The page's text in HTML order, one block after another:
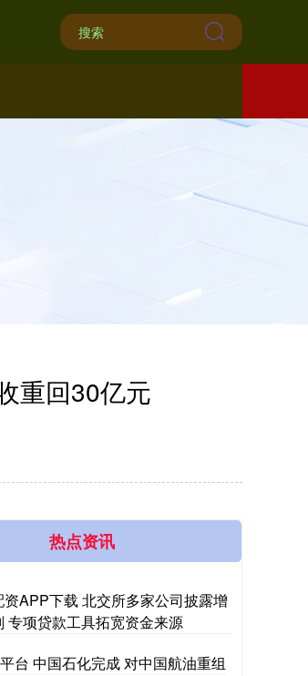
重回30亿元
热点资讯
资APP下载 北交所多家公司披露增
专项贷款工具拓宽资金来源
台 中国石化完成 对中国航油重组